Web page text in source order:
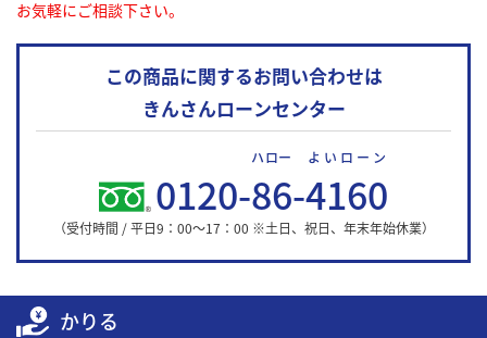
お気軽にご相談下さい。
この商品に関するお問い合わせは
きんさんローンセンター
0120-86
ハロー
-4160
よいローン
（受付時間 / 平日9：00～17：00 ※土日、祝日、年末年始休業）
かりる